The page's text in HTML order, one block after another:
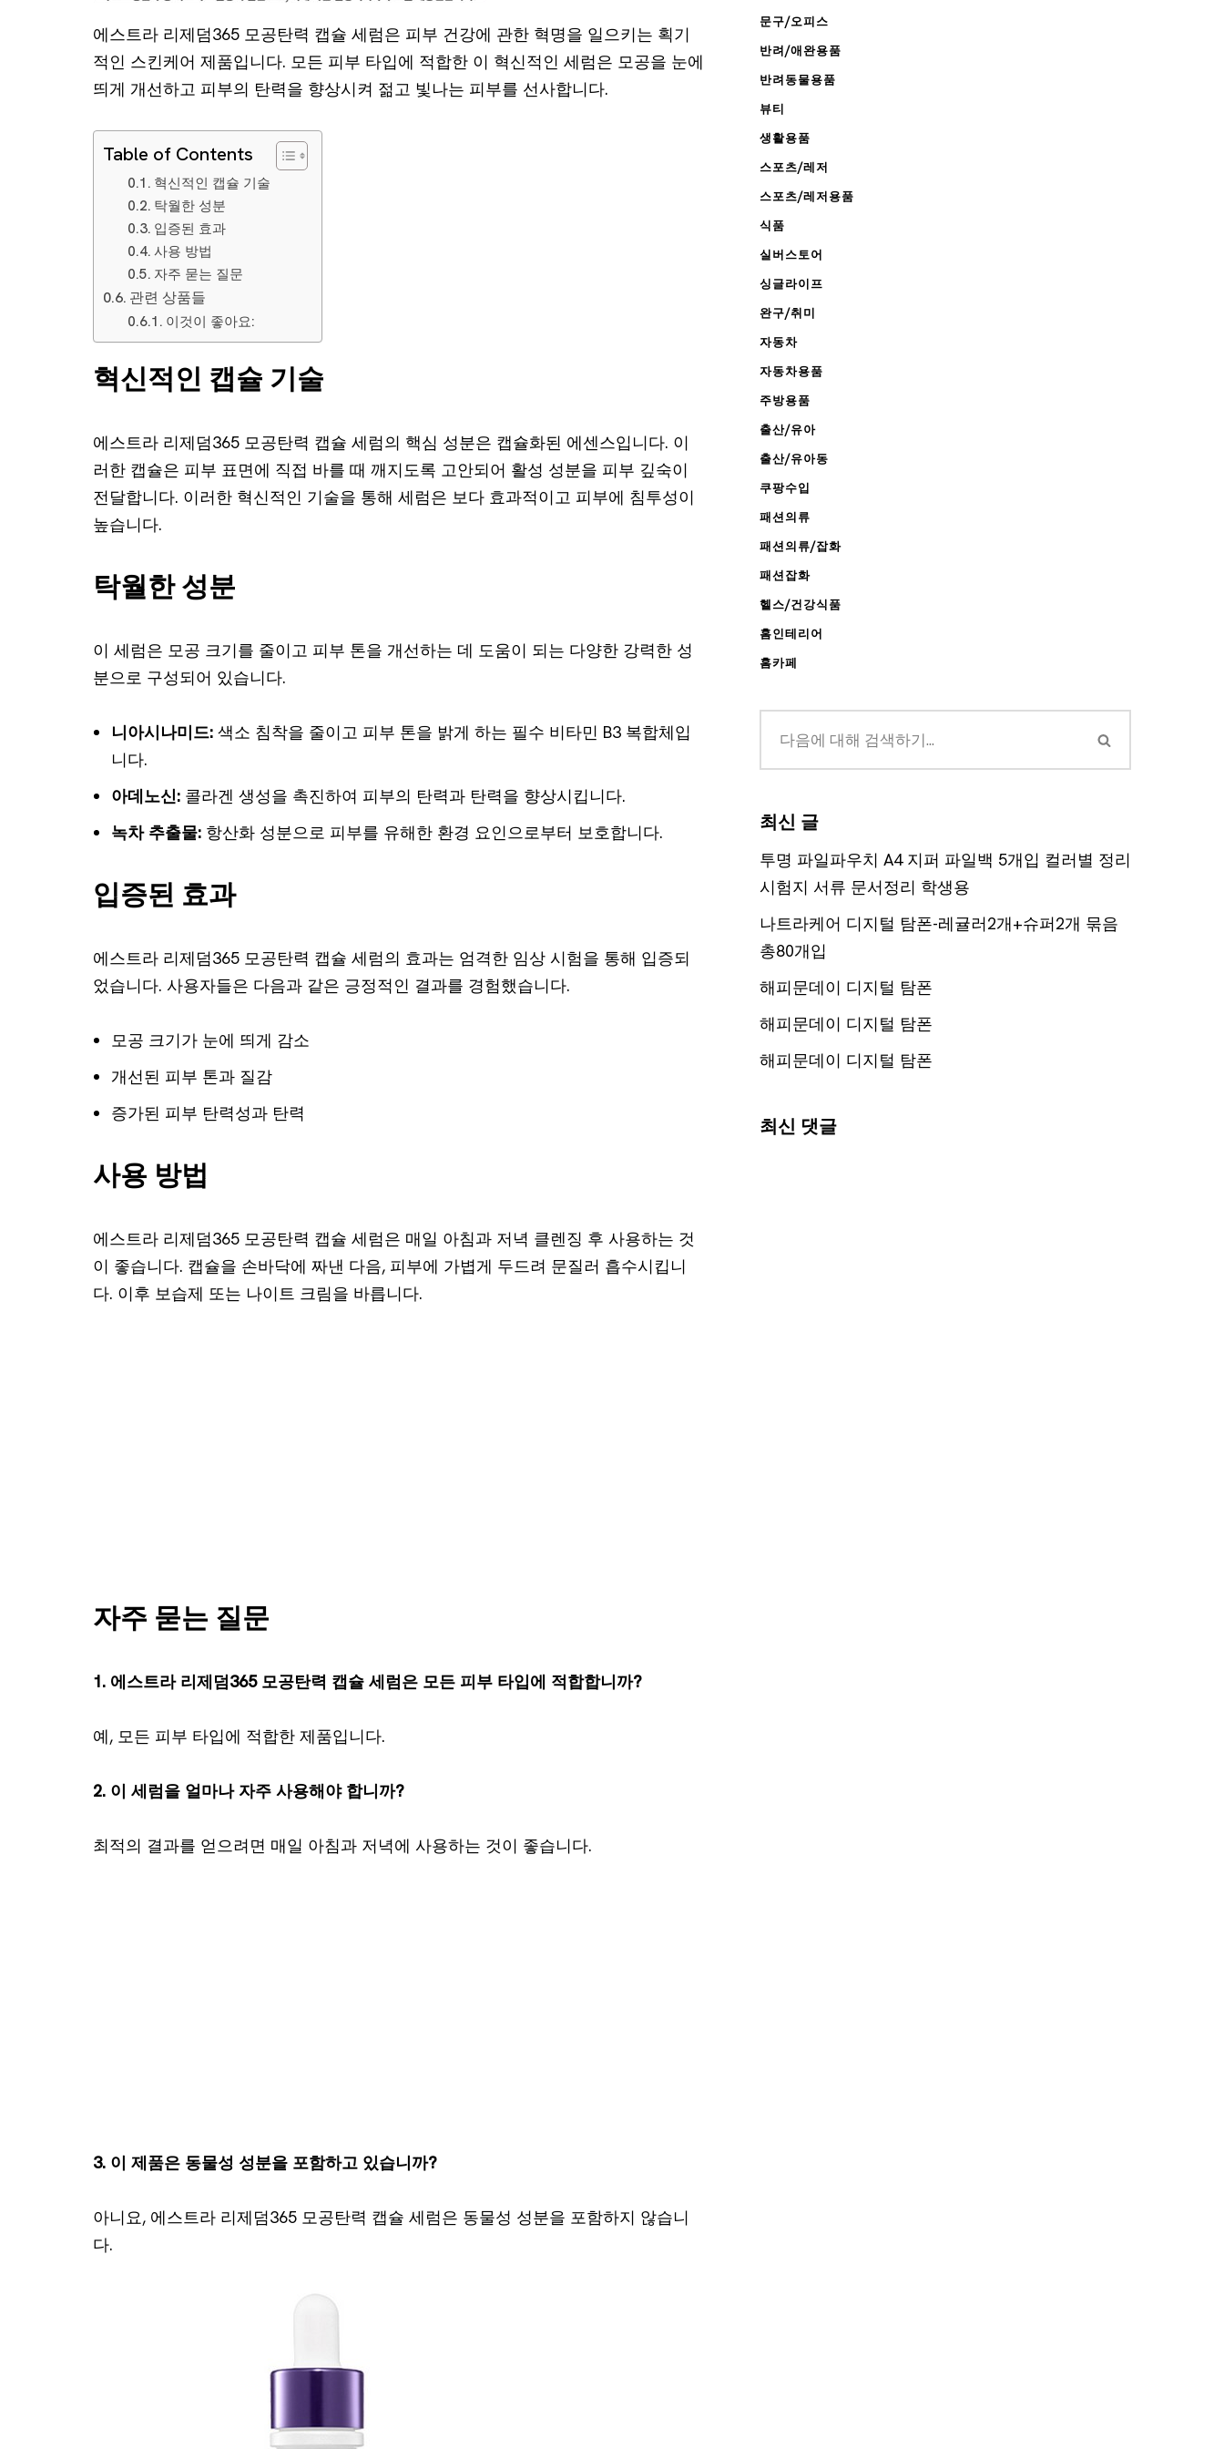
에스트라 리제덤365 모공탄력 캡슐 세럼은 피부 건강에 관한 혁명을 일으키는 획기
적인 스킨케어 제품입니다. 모든 피부 타입에 적합한 이 혁신적인 세럼은 모공을 눈에
띄게 개선하고 피부의 탄력을 향상시켜 젊고 빛나는 피부를 선사합니다.
Table of Contents
혁신적인 캡슐 기술
탁월한 성분
입증된 효과
사용 방법
자주 묻는 질문
관련 상품들
이것이 좋아요:
혁신적인 캡슐 기술
에스트라 리제덤365 모공탄력 캡슐 세럼의 핵심 성분은 캡슐화된 에센스입니다. 이
러한 캡슐은 피부 표면에 직접 바를 때 깨지도록 고안되어 활성 성분을 피부 깊숙이
전달합니다. 이러한 혁신적인 기술을 통해 세럼은 보다 효과적이고 피부에 침투성이
높습니다.
탁월한 성분
이 세럼은 모공 크기를 줄이고 피부 톤을 개선하는 데 도움이 되는 다양한 강력한 성
분으로 구성되어 있습니다.
니아시나미드: 색소 침착을 줄이고 피부 톤을 밝게 하는 필수 비타민 B3 복합체입
니다.
아데노신: 콜라겐 생성을 촉진하여 피부의 탄력과 탄력을 향상시킵니다.
녹차 추출물: 항산화 성분으로 피부를 유해한 환경 요인으로부터 보호합니다.
입증된 효과
에스트라 리제덤365 모공탄력 캡슐 세럼의 효과는 엄격한 임상 시험을 통해 입증되
었습니다. 사용자들은 다음과 같은 긍정적인 결과를 경험했습니다.
모공 크기가 눈에 띄게 감소
개선된 피부 톤과 질감
증가된 피부 탄력성과 탄력
사용 방법
에스트라 리제덤365 모공탄력 캡슐 세럼은 매일 아침과 저녁 클렌징 후 사용하는 것
이 좋습니다. 캡슐을 손바닥에 짜낸 다음, 피부에 가볍게 두드려 문질러 흡수시킵니
다. 이후 보습제 또는 나이트 크림을 바릅니다.
자주 묻는 질문
1. 에스트라 리제덤365 모공탄력 캡슐 세럼은 모든 피부 타입에 적합합니까?
예, 모든 피부 타입에 적합한 제품입니다.
2. 이 세럼을 얼마나 자주 사용해야 합니까?
최적의 결과를 얻으려면 매일 아침과 저녁에 사용하는 것이 좋습니다.
3. 이 제품은 동물성 성분을 포함하고 있습니까?
아니요, 에스트라 리제덤365 모공탄력 캡슐 세럼은 동물성 성분을 포함하지 않습니
다.
문구/오피스
반려/애완용품
반려동물용품
뷰티
생활용품
스포츠/레저
스포츠/레저용품
식품
실버스토어
싱글라이프
완구/취미
자동차
자동차용품
주방용품
출산/유아
출산/유아동
쿠팡수입
패션의류
패션의류/잡화
패션잡화
헬스/건강식품
홈인테리어
홈카페
최신 글
투명 파일파우치 A4 지퍼 파일백 5개입 컬러별 정리
시험지 서류 문서정리 학생용
나트라케어 디지털 탐폰-레귤러2개+슈퍼2개 묶음
총80개입
해피문데이 디지털 탐폰
해피문데이 디지털 탐폰
해피문데이 디지털 탐폰
최신 댓글